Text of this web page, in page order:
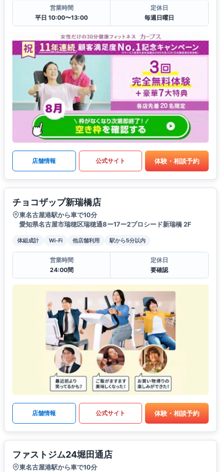
営業時間
平日 10:00〜13:00
定休日
毎週日曜日
店舗情報 公式サイト 体験・相談予約
チョコザップ新瑞橋店
東名古屋港駅から車で10分
愛知県名古屋市瑞穂区瑞穂通8ー17ー2プロシード新瑞橋 2F
体組成計 Wi-Fi 他店舗利用 駅から5分以内
営業時間
24:00間
定休日
要確認
店舗情報 公式サイト 体験・相談予約
ファストジム24堀田通店
東名古屋港駅から車で10分